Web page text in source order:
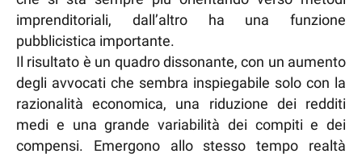
imprenditoriali, dall’altro ha una funzione
pubblicistica importante.
Il risultato è un quadro dissonante, con un aumento
degli avvocati che sembra inspiegabile solo con la
razionalità economica, una riduzione dei redditi
medi e una grande variabilità dei compiti e dei
compensi. Emergono allo stesso tempo realtà